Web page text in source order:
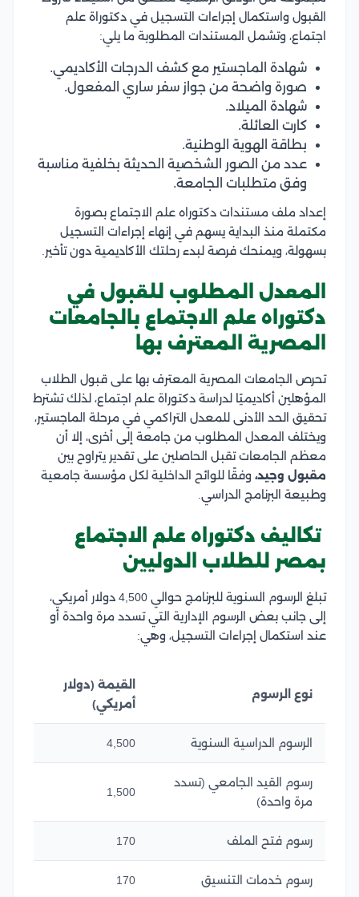
القبول واستكمال إجراءات التسجيل في دكتوراة علم
اجتماع، وتشمل المستندات المطلوبة ما يلي:
شهادة الماجستير مع كشف الدرجات الأكاديمي.
صورة واضحة من جواز سفر ساري المفعول.
شهادة الميلاد.
كارت العائلة.
بطاقة الهوية الوطنية.
عدد من الصور الشخصية الحديثة بخلفية مناسبة
وفق متطلبات الجامعة.
إعداد ملف مستندات دكتوراه علم الاجتماع بصورة
مكتملة منذ البداية يسهم في إنهاء إجراءات التسجيل
بسهولة، ويمنحك فرصة لبدء رحلتك الأكاديمية دون تأخير.
المعدل المطلوب للقبول في
دكتوراه علم الاجتماع بالجامعات
المصرية المعترف بها
تحرص الجامعات المصرية المعترف بها على قبول الطلاب
المؤهلين أكاديميًا لدراسة دكتوراة علم اجتماع، لذلك تشترط
تحقيق الحد الأدنى للمعدل التراكمي في مرحلة الماجستير،
ويختلف المعدل المطلوب من جامعة إلى أخرى، إلا أن
معظم الجامعات تقبل الحاصلين على تقدير يتراوح بين
مقبول وجيد، وفقًا للوائح الداخلية لكل مؤسسة جامعية
وطبيعة البرنامج الدراسي.
تكاليف دكتوراه علم الاجتماع
بمصر للطلاب الدوليين
تبلغ الرسوم السنوية للبرنامج حوالي 4,500 دولار أمريكي،
إلى جانب بعض الرسوم الإدارية التي تسدد مرة واحدة أو
عند استكمال إجراءات التسجيل، وهي:
نوع الرسوم
القيمة (دولار
أمريكي)
الرسوم الدراسية السنوية 4,500
رسوم القيد الجامعي (تسدد
مرة واحدة)
1,500
رسوم فتح الملف 170
رسوم خدمات التنسيق 170